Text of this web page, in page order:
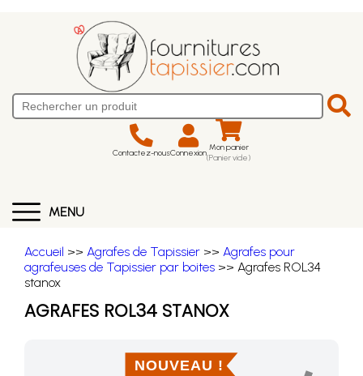
Contactez-nousConnexion Mon panier
(Panier vide)
MENU
Accueil >> Agrafes de Tapissier >> Agrafes pour
agrafeuses de Tapissier par boites >> Agrafes ROL34
stanox
AGRAFES ROL34 STANOX
NOUVEAU !